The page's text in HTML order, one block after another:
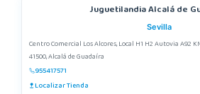
Juguetilandia Alcalá de
Sevilla
Centro Comercial Los Alcores, Local H1 H2 Autovia A92
41500, Alcalá de Guadaíra
955417571
Localizar Tienda